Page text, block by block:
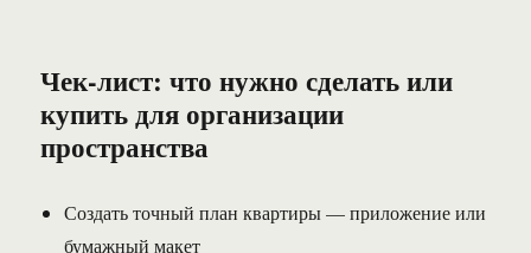
Чек-лист: что нужно сделать или
купить для организации
пространства
Создать точный план квартиры — приложение или
бумажный макет